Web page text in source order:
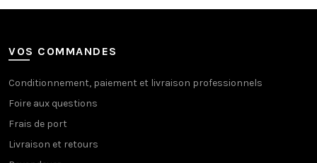
VOS COMMANDES
Conditionnement, paiement et livraison professionnels
Foire aux questions
Frais de port
Livraison et retours